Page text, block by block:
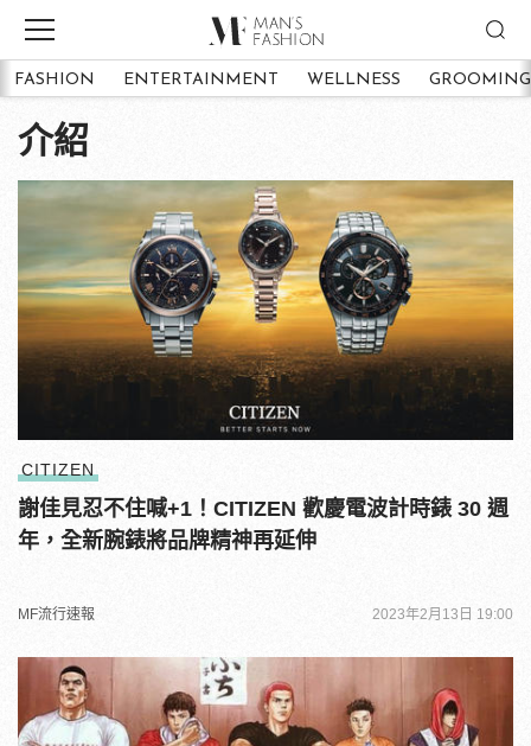
FASHION ENTERTAINMENT WELLNESS GROOMING
介紹
CITIZEN
謝佳見忍不住喊+1！CITIZEN 歡慶電波計時錶 30 週
年，全新腕錶將品牌精神再延伸
MF流行速報 2023年2月13日 19:00